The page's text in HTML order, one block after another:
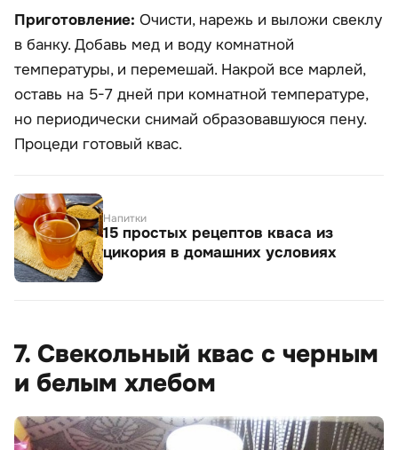
Приготовление: Очисти, нарежь и выложи свеклу
в банку. Добавь мед и воду комнатной
температуры, и перемешай. Накрой все марлей,
оставь на 5-7 дней при комнатной температуре,
но периодически снимай образовавшуюся пену.
Процеди готовый квас.
Напитки
15 простых рецептов кваса из
цикория в домашних условиях
7. Свекольный квас с черным
и белым хлебом